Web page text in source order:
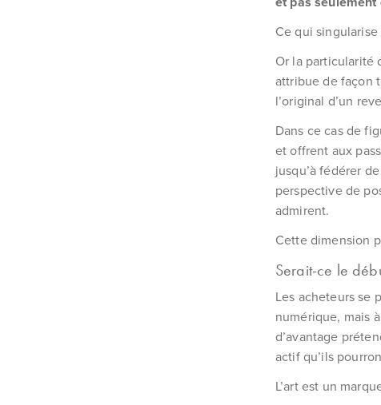
Ce qui
Or la particularité
attribue de façon
l’original d’un
Dans ce cas de
et offrent aux
jusqu’à fédérer
perspective de
admirent.
Cette dimension
Serait-ce le
Les acheteurs se
numérique, mais
d’avantage
actif qu’ils
L’art est un